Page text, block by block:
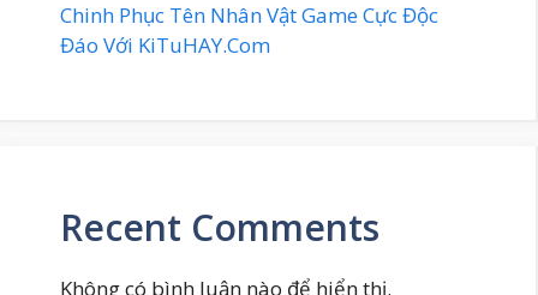
Chinh Phục Tên Nhân Vật Game Cực Độc
Đáo Với KiTuHAY.Com
Recent Comments
Không có bình luận nào để hiển thị.